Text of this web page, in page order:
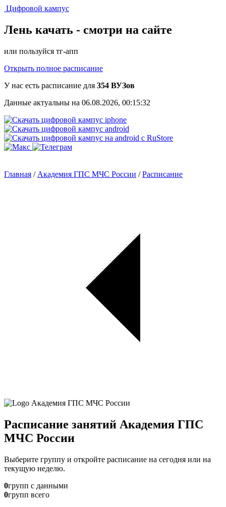
Цифровой кампус
Лень качать - смотри на сайте
или пользуйся тг-апп
Открыть полное расписание
У нас есть расписание для 354 ВУЗов
Данные актуальны на 06.08.2026, 00:15:32
Главная / Академия ГПС МЧС России /Расписание
Расписание занятий Академия ГПС
МЧС России
Выберите группу и откройте расписание на сегодня или на
текущую неделю.
0групп с данными
0групп всего